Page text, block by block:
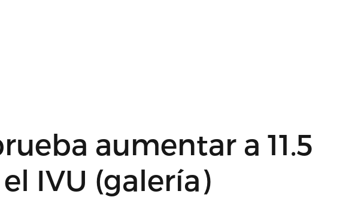
aumentar a 11.5
IVU (galería)